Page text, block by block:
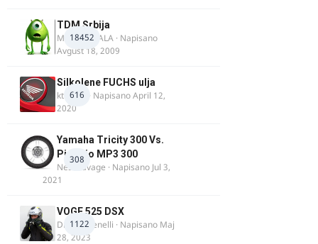
18452
TDM Srbija
MURICAMALA · Napisano
Avgust 18, 2009
616
Silkolene FUCHS ulja
ktm600 · NapisanoApril 12,
2020
308
Yamaha Tricity 300 Vs.
Piaggio MP3 300
Nesasavage · Napisano Jul 3,
2021
1122
VOGE 525 DSX
DraganBenelli · Napisano Maj
28, 2023